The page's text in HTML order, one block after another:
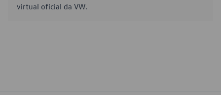
virtual oficial da VW.